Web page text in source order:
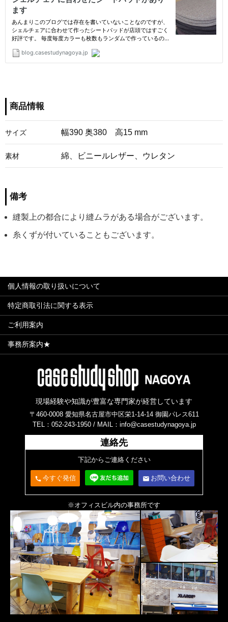
商品情報
サイズ 幅390 奥380 高15 mm
素材 綿、ビニールレザー、ウレタン
備考
縫製上の都合により縫ムラがある場合がございます。
糸くずが付いていることもございます。
個人情報の取り扱いについて
特定商取引法に関する表示
ご利用案内
事務所案内★
現場経験や知識が豊富な専門家が経営しています
〒460-0008 愛知県名古屋市中区栄1-14-14 御園パレス611
TEL：052-243-1950 / MAIL：info@casestudynagoya.jp
連絡先
下記からご連絡ください
call 今すぐ発信 email お問い合わせ
※オフィスビル内の事務所です